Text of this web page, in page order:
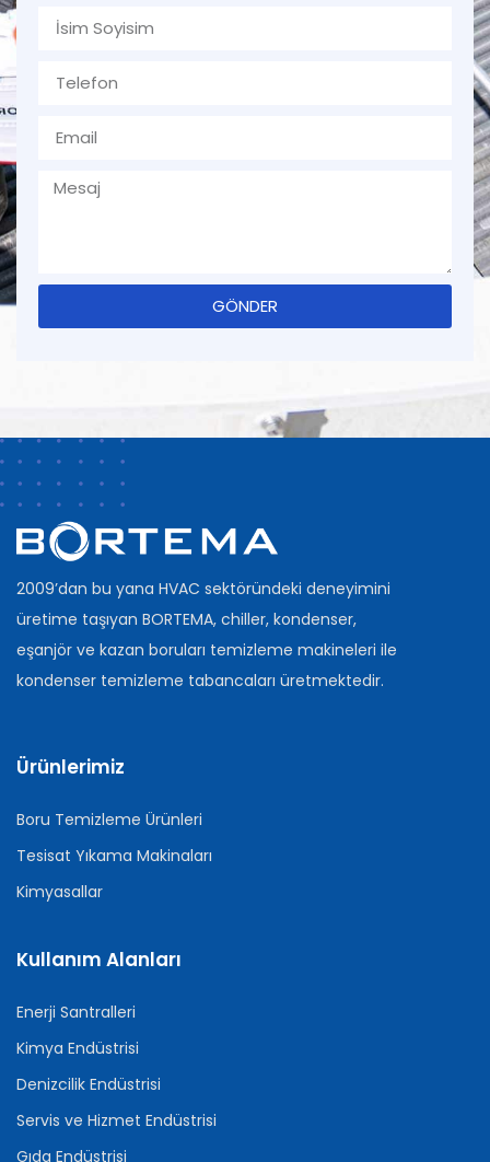
GÖNDER
2009’dan bu yana HVAC sektöründeki deneyimini
üretime taşıyan BORTEMA, chiller, kondenser,
eşanjör ve kazan boruları temizleme makineleri ile
kondenser temizleme tabancaları üretmektedir.
Ürünlerimiz
Boru Temizleme Ürünleri
Tesisat Yıkama Makinaları
Kimyasallar
Kullanım Alanları
Enerji Santralleri
Kimya Endüstrisi
Denizcilik Endüstrisi
Servis ve Hizmet Endüstrisi
Gıda Endüstrisi